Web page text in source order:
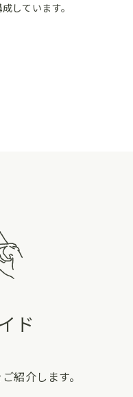
しています。
ド
紹介します。